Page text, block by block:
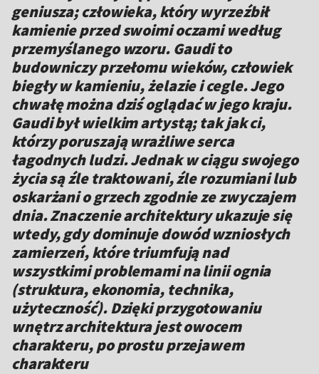
geniusza; człowieka, który wyrzeźbił
kamienie przed swoimi oczami według
przemyślanego wzoru. Gaudi to
budowniczy przełomu wieków, człowiek
biegły w kamieniu, żelazie i cegle. Jego
chwałę można dziś oglądać w jego kraju.
Gaudi był wielkim artystą; tak jak ci,
którzy poruszają wrażliwe serca
łagodnych ludzi. Jednak w ciągu swojego
życia są źle traktowani, źle rozumiani lub
oskarżani o grzech zgodnie ze zwyczajem
dnia. Znaczenie architektury ukazuje się
wtedy, gdy dominuje dowód wzniosłych
zamierzeń, które triumfują nad
wszystkimi problemami na linii ognia
(struktura, ekonomia, technika,
użyteczność). Dzięki przygotowaniu
wnętrz architektura jest owocem
charakteru, po prostu przejawem
charakteru